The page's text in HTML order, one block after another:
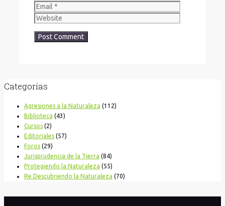
Categorías
Agresiones a la Naturaleza (112)
Biblioteca (43)
Cursos (2)
Editoriales (57)
Foros (29)
Jurisprudencia de la Tierra (84)
Protegiendo la Naturaleza (55)
Re Descubriendo la Naturaleza (70)